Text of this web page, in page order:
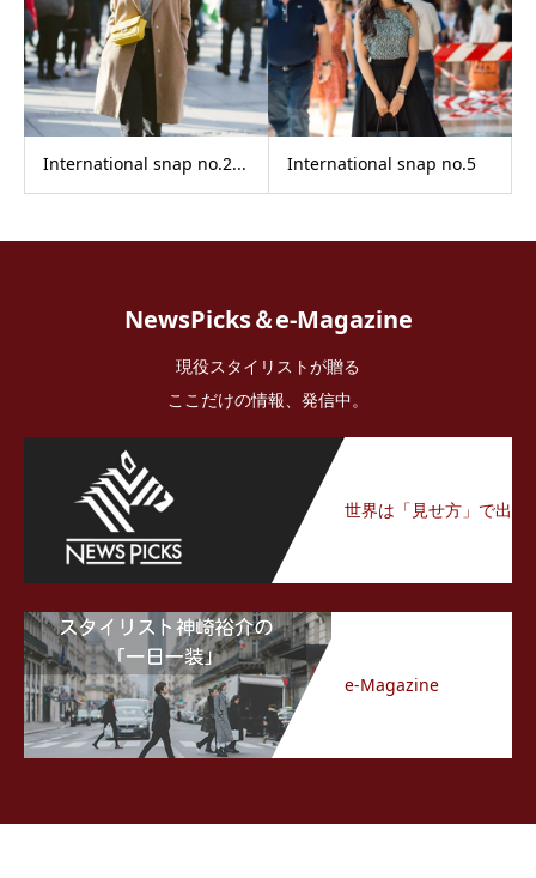
International snap no.2... International snap no.5
NewsPicks＆e-Magazine
現役スタイリストが贈る
ここだけの情報、発信中。
NewsPicksトピックス
世界は「見せ方」で出
e-Magazine